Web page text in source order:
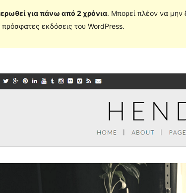
για πάνω από 2 χρόνια. Μπορεί πλέον να μην
πρόσφατες εκδόσεις του WordPress.